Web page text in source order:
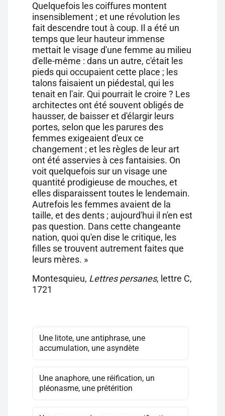
Quelquefois les coiffures montent
insensiblement ; et une révolution les
fait descendre tout à coup. Il a été un
temps que leur hauteur immense
mettait le visage d'une femme au milieu
d'elle-même : dans un autre, c'était les
pieds qui occupaient cette place ; les
talons faisaient un piédestal, qui les
tenait en l'air. Qui pourrait le croire ? Les
architectes ont été souvent obligés de
hausser, de baisser et d'élargir leurs
portes, selon que les parures des
femmes exigeaient d'eux ce
changement ; et les règles de leur art
ont été asservies à ces fantaisies. On
voit quelquefois sur un visage une
quantité prodigieuse de mouches, et
elles disparaissent toutes le lendemain.
Autrefois les femmes avaient de la
taille, et des dents ; aujourd'hui il n'en est
pas question. Dans cette changeante
nation, quoi qu'en dise le critique, les
filles se trouvent autrement faites que
leurs mères. »
Montesquieu, Lettres persanes, lettre C,
1721
Une litote, une antiphrase, une
accumulation, une asyndète
Une anaphore, une réification, un
pléonasme, une prétérition